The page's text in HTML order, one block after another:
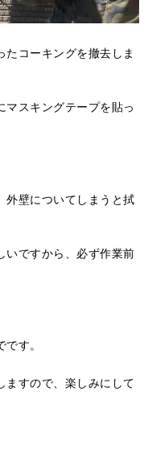
コーキングを撤去しま
マスキングテープを貼っ
外壁についてしまうと拭
いですから、必ず作業前
す。
ますので、楽しみにして